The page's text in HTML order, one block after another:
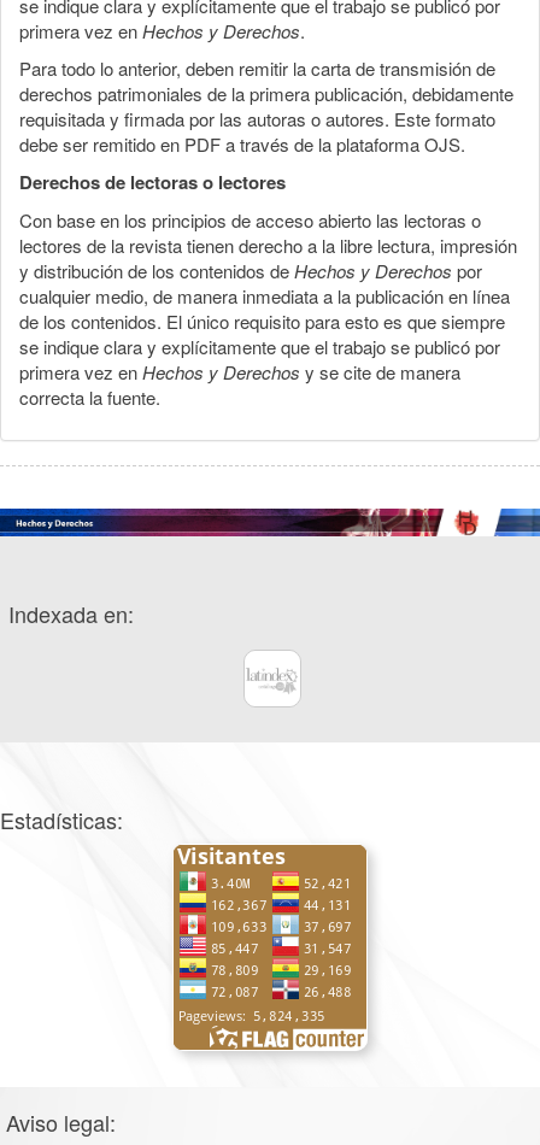
se indique clara y explícitamente que el trabajo se publicó por
primera vez enHechos y Derechos.
Para todo lo anterior, deben remitir la carta de transmisión de
derechos patrimoniales de la primera publicación, debidamente
requisitada y firmada por las autoras o autores. Este formato
debe ser remitido en PDF a través de la plataforma OJS.
Derechos de lectoras o lectores
Con base en los principios de acceso abierto las lectoras o
lectores de la revista tienen derecho a la libre lectura, impresión
y distribución de los contenidos deHechos y Derechos por
cualquier medio, de manera inmediata a la publicación en línea
de los contenidos. El único requisito para esto es que siempre
se indique clara y explícitamente que el trabajo se publicó por
primera vez enHechos y Derechos y se cite de manera
correcta la fuente.
Indexada en:
Estadísticas:
Aviso legal: